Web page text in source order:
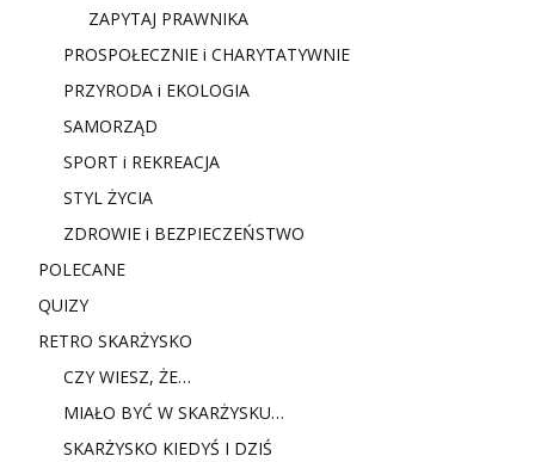
ZAPYTAJ PRAWNIKA
PROSPOŁECZNIE i CHARYTATYWNIE
PRZYRODA i EKOLOGIA
SAMORZĄD
SPORT i REKREACJA
STYL ŻYCIA
ZDROWIE i BEZPIECZEŃSTWO
POLECANE
QUIZY
RETRO SKARŻYSKO
CZY WIESZ, ŻE…
MIAŁO BYĆ W SKARŻYSKU…
SKARŻYSKO KIEDYŚ I DZIŚ